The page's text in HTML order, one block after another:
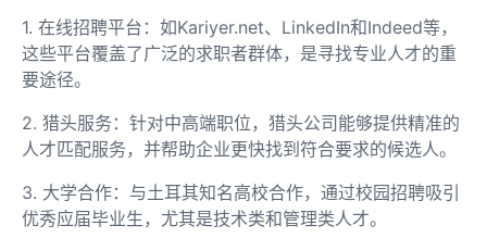
1. 在线招聘平台：如Kariyer.net、LinkedIn和Indeed等，
这些平台覆盖了广泛的求职者群体，是寻找专业人才的重
要途径。
2. 猎头服务：针对中高端职位，猎头公司能够提供精准的
人才匹配服务，并帮助企业更快找到符合要求的候选人。
3. 大学合作：与土耳其知名高校合作，通过校园招聘吸引
优秀应届毕业生，尤其是技术类和管理类人才。